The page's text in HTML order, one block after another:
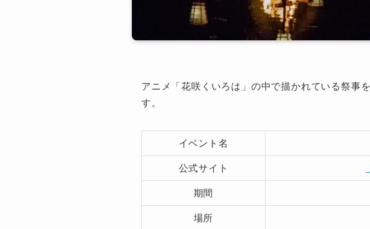
アニメ「花咲くいろは」の中で描かれている祭事
す。
イベント名
公式サイト
期間
場所